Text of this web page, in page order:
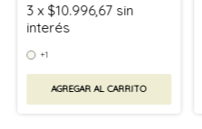
3 x $10.996,67 sin
interés
+1
AGREGAR AL CARRITO